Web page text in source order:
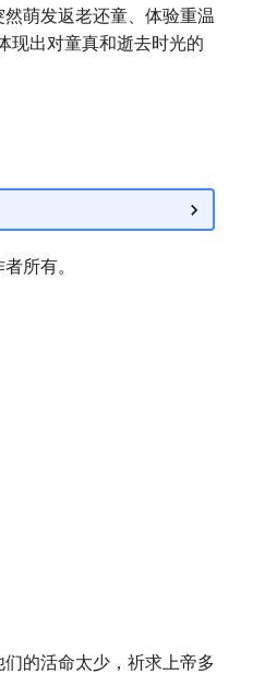
萌发返老还童、体验重温
现出对童真和逝去时光的
所有。
的活命太少，祈求上帝多